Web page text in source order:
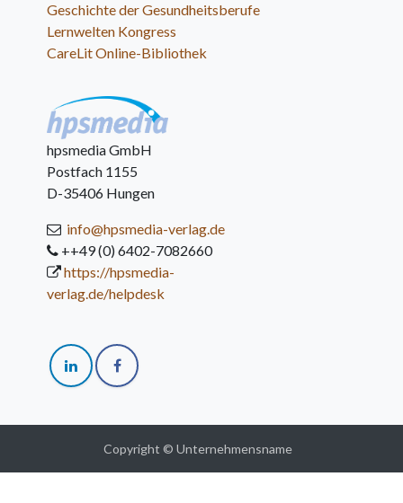
Geschichte der Gesundheitsberufe
Lernwelten Kongress
CareLit Online-Bibliothek
hpsmedia GmbH
Postfach 1155
D-35406 Hungen
info@hpsmedia-verlag.de
++49 (0) 6402-7082660
https://hpsmedia-
verlag.de/helpdesk
Copyright © Unternehmensname